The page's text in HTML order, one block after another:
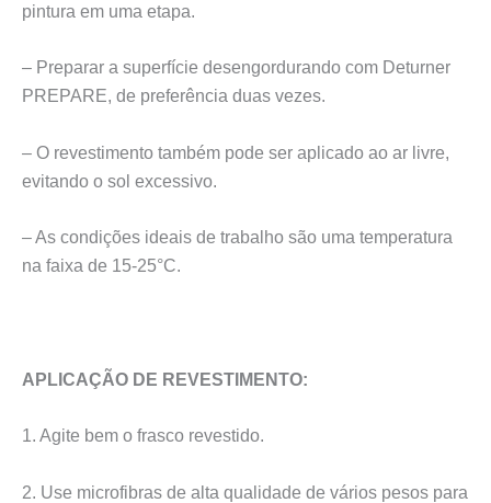
pintura em uma etapa.
– Preparar a superfície desengordurando com Deturner
PREPARE, de preferência duas vezes.
– O revestimento também pode ser aplicado ao ar livre,
evitando o sol excessivo.
– As condições ideais de trabalho são uma temperatura
na faixa de 15-25°C.
APLICAÇÃO DE REVESTIMENTO:
1. Agite bem o frasco revestido.
2. Use microfibras de alta qualidade de vários pesos para